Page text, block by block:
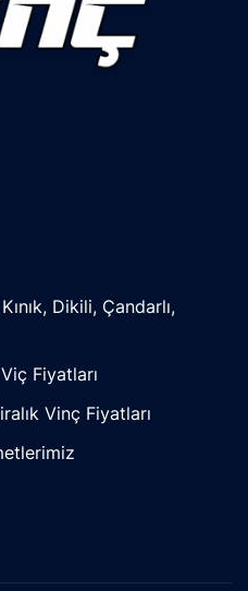
Dikili, Çandarlı,
Fiyatları
Vinç Fiyatları